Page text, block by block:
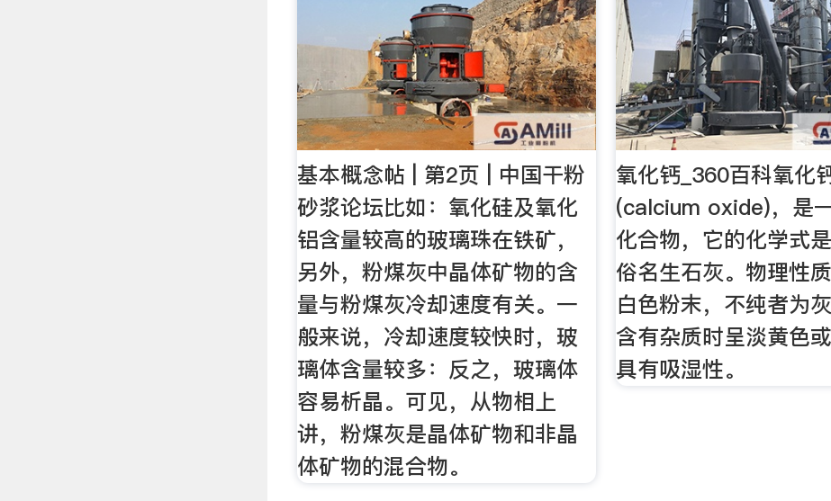
基本概念帖 | 第2页 | 中国干粉
砂浆论坛比如：氧化硅及氧化
铝含量较高的玻璃珠在铁矿，
另外，粉煤灰中晶体矿物的含
量与粉煤灰冷却速度有关。一
般来说，冷却速度较快时，玻
璃体含量较多：反之，玻璃体
容易析晶。可见，从物相上
讲，粉煤灰是晶体矿物和非晶
体矿物的混合物。
氧化钙_360百科氧化
(calcium oxide)，是
化合物，它的化学式是
俗名生石灰。物理性
白色粉末，不纯者为灰
含有杂质时呈淡黄色或
具有吸湿性。